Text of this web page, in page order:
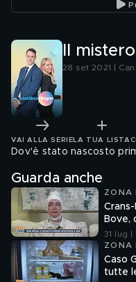
Il
28 set 2021 |
VAI ALLA SERIE LA TUA LISTA
Dov'è stato nascosto
Guarda anche
ZONA
Bove,
31 lug |
ZONA
Caso
tutte